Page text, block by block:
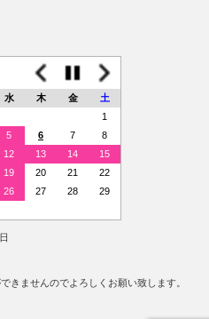
水 木 金
土
1
5 6 7
8
12 13 14
15
19 20 21
22
26 27 28
29
きませんのでよろしくお願い致します。